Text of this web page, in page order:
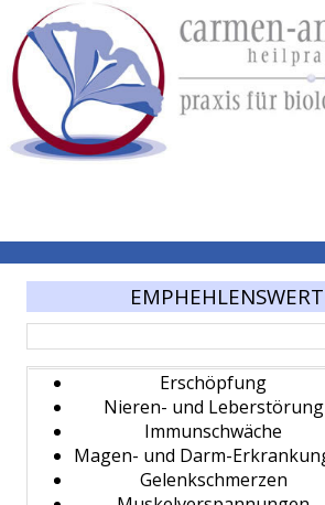
Licht-Therapie
>>ein Platz an der
Erschöpfung
Nieren- und Leberstörung
Immunschwäche
Magen- und Darm-
Gelenkschmerzen